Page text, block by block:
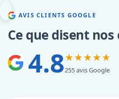
AVIS CLIENTS GOOGLE
Ce que disent
4.8★★★★★
255 avis Google